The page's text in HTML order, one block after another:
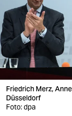
nord
wahrheit
verlag
verlag
veranstaltungen
Friedrich Merz,
Düsseldorf
Foto: dpa